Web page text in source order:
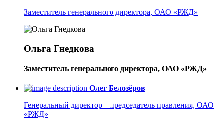
Заместитель генерального директора, ОАО «РЖД»
Ольга Гнедкова
Заместитель генерального директора, ОАО «РЖД»
Олег Белозёров
Генеральный директор – председатель правления, ОАО
«РЖД»